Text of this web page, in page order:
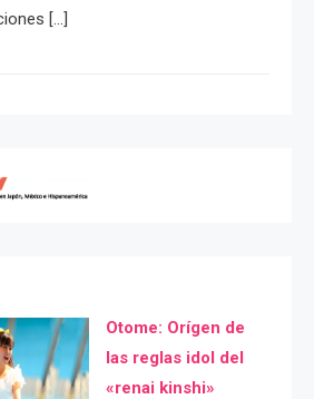
[…]
Otome: Orígen de
las reglas idol del
«renai kinshi»